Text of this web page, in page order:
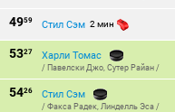
4959 Стил Сэм 2 мин
5327 Харли Томас
/ Павелски Джо, Сутер Райан /
5426 Стил Сэм
/ Факса Радек, Линделль Эса /